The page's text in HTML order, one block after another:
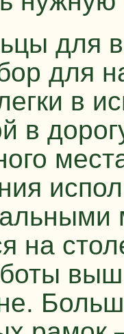
для
для
в
в
на